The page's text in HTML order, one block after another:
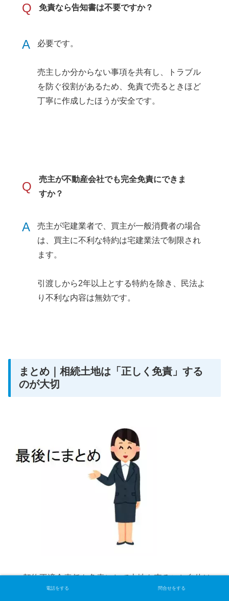
Q 免責なら告知書は不要ですか？
A 必要です。
売主しか分からない事項を共有し、トラブル
を防ぐ役割があるため、免責で売るときほど
丁寧に作成したほうが安全です。
Q
売主が不動産会社でも完全免責にできま
すか？
A
売主が宅建業者で、買主が一般消費者の場合
は、買主に不利な特約は宅建業法で制限され
ます。
引渡しから2年以上とする特約を除き、民法よ
り不利な内容は無効です。
まとめ｜相続土地は「正しく免責」する
のが大切
契約不適合責任を免責にして土地を売ること自体は
電話をする 問合せをする